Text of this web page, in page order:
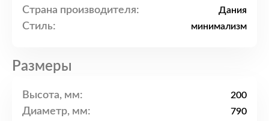
Страна производителя: Дания
Стиль: минимализм
Размеры
Высота, мм: 200
Диаметр, мм: 790